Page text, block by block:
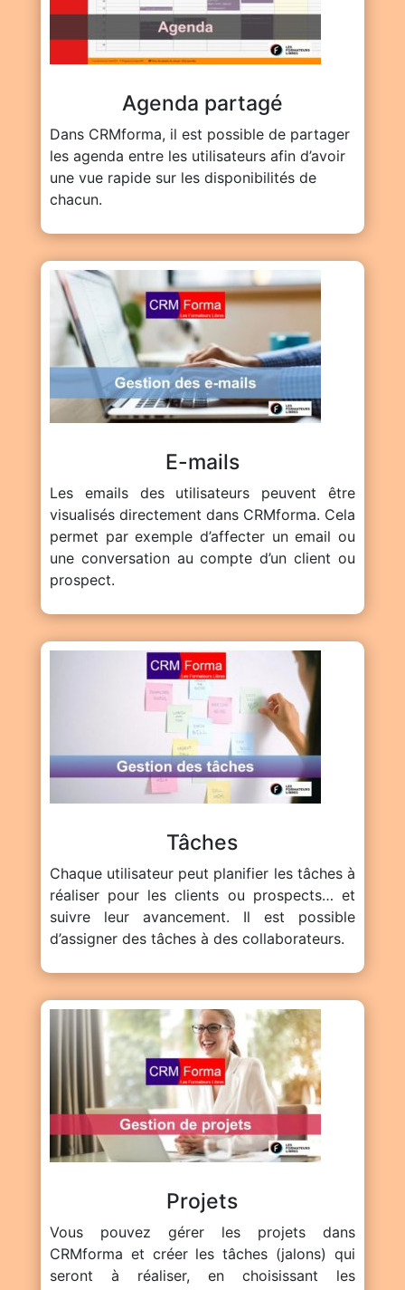
Agenda partagé
Dans CRMforma, il est possible de partager
les agenda entre les utilisateurs afin d’avoir
une vue rapide sur les disponibilités de
chacun.
E-mails
Les emails des utilisateurs peuvent être
visualisés directement dans CRMforma. Cela
permet par exemple d’affecter un email ou
une conversation au compte d’un client ou
prospect.
Tâches
Chaque utilisateur peut planifier les tâches à
réaliser pour les clients ou prospects… et
suivre leur avancement. Il est possible
d’assigner des tâches à des collaborateurs.
Projets
Vous pouvez gérer les projets dans
CRMforma et créer les tâches (jalons) qui
seront à réaliser, en choisissant les